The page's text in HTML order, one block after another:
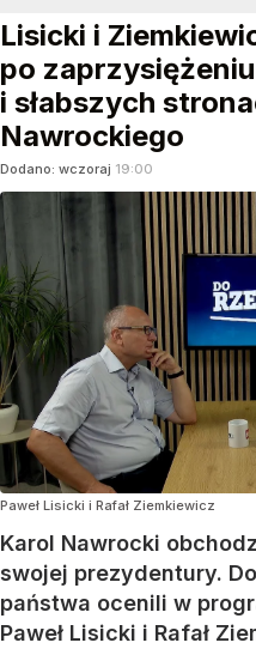
Lisicki i
po
i słabszych
Nawrockiego
Dodano: wczoraj 19:00
Paweł Lisicki i Rafał Ziemkiewicz
Karol Nawrocki
swojej prezydentury.
państwa ocenili w
Paweł Lisicki i Rafał